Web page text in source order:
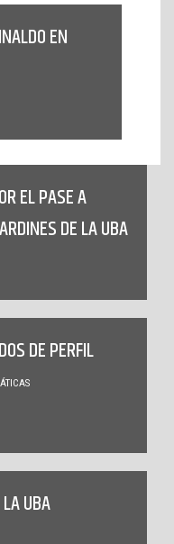
EN
EL PASE A
DE LA UBA
DE PERFIL
UBA